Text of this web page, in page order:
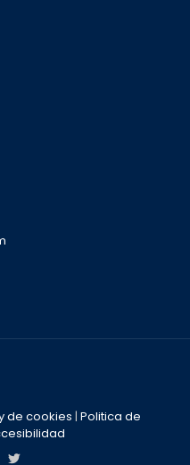
de cookies | Politica de